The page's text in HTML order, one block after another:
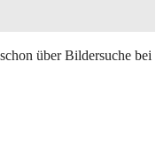
über Bildersuche bei